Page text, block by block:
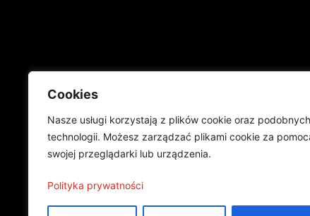
Cookies
Nasze usługi korzystają z plików cookie oraz podobnych
technologii. Możesz zarządzać plikami cookie za
swojej przeglądarki lub urządzenia.
Polityka prywatności
Projekt finansowany przez
Publikacja wyraża